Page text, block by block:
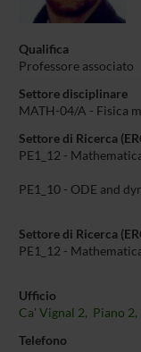
Qualifica
Professore associato
Settore disciplinare
MATH-04/A - Fisica
Settore di Ricerca
PE1_12 -
PE1_10 - ODE and
Settore di Ricerca
PE1_12 -
Ufficio
Ca' Vignal 2, Piano 2,
Telefono